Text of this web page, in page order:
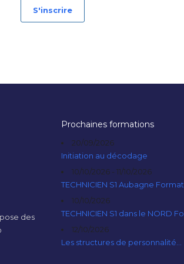
S'inscrire
des
Prochaines formations
20/09/2026
Initiation au décodage
10/10/2026 - 11/10/2026
TECHNICIEN S1 Aubagne
10/10/2026
TECHNICIEN S1 dans le NORD
12/10/2026
Les structures de personnalité...